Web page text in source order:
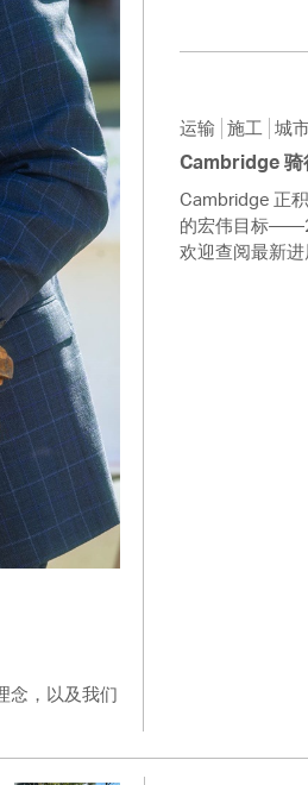
念，以及我们
运输 施工 城
Cambridge 骑
Cambridge 正
的宏伟目标
欢迎查阅最新进